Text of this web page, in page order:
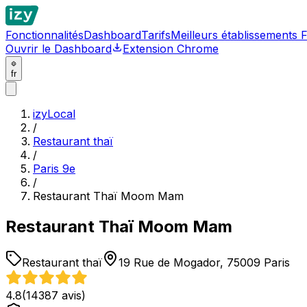
FonctionnalitésDashboardTarifsMeilleurs établissements
Ouvrir le Dashboard
Extension Chrome
fr
izyLocal
/
Restaurant thaï
/
Paris 9e
/
Restaurant Thaï Moom Mam
Restaurant Thaï Moom Mam
Restaurant thaï 19 Rue de Mogador, 75009 Paris
4.8(14387 avis)